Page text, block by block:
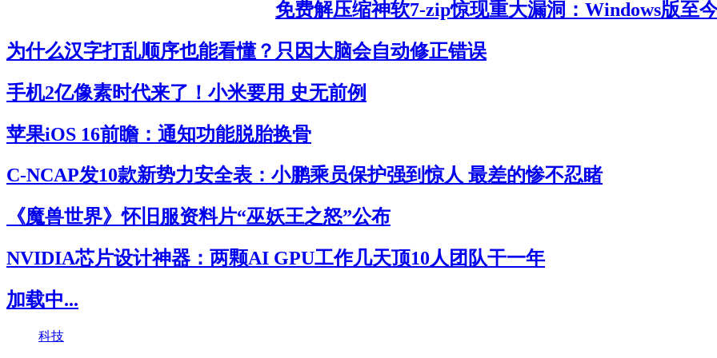
免费解压缩神软7-zip惊现重大漏洞：Windows版至
为什么汉字打乱顺序也能看懂？只因大脑会自动修正错误
手机2亿像素时代来了！小米要用 史无前例
苹果iOS 16前瞻：通知功能脱胎换骨
C-NCAP发10款新势力安全表：小鹏乘员保护强到惊人 最差的惨不忍睹
《魔兽世界》怀旧服资料片“巫妖王之怒”公布
NVIDIA芯片设计神器：两颗AI GPU工作几天顶10人团队干一年
加载中...
科技